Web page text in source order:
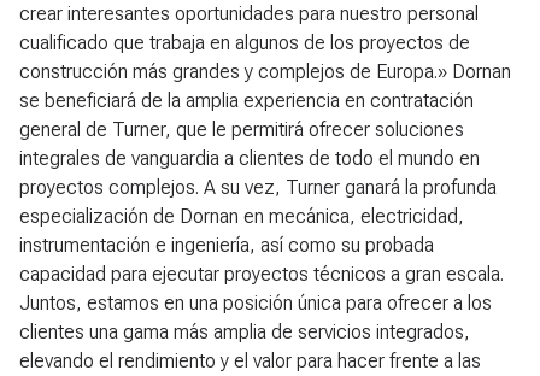
crear interesantes oportunidades para nuestro personal
cualificado que trabaja en algunos de los proyectos de
construcción más grandes y complejos de Europa.» Dornan
se beneficiará de la amplia experiencia en contratación
general de Turner, que le permitirá ofrecer soluciones
integrales de vanguardia a clientes de todo el mundo en
proyectos complejos. A su vez, Turner ganará la profunda
especialización de Dornan en mecánica, electricidad,
instrumentación e ingeniería, así como su probada
capacidad para ejecutar proyectos técnicos a gran escala.
Juntos, estamos en una posición única para ofrecer a los
clientes una gama más amplia de servicios integrados,
elevando el rendimiento y el valor para hacer frente a las